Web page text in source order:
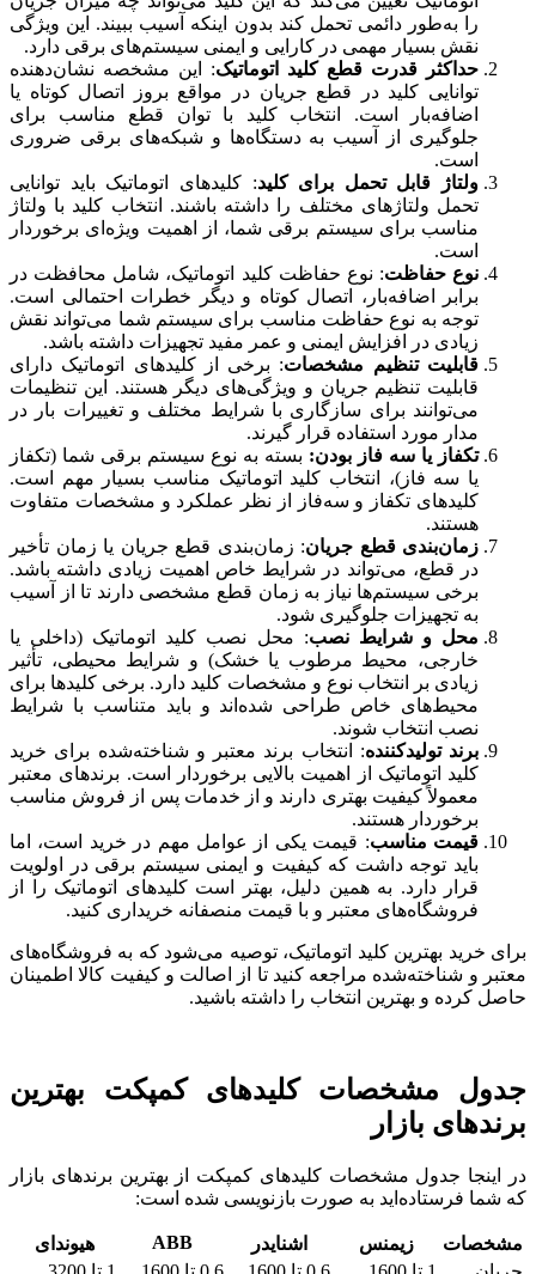
را به‌طور دائمی تحمل کند بدون اینکه آسیب ببیند. این ویژگی
نقش بسیار مهمی در کارایی و ایمنی سیستم‌های برقی دارد.
حداکثر قدرت قطع کلید اتوماتیک: این مشخصه نشان‌دهنده
توانایی کلید در قطع جریان در مواقع بروز اتصال کوتاه یا
اضافه‌بار است. انتخاب کلید با توان قطع مناسب برای
جلوگیری از آسیب به دستگاه‌ها و شبکه‌های برقی ضروری
است.
ولتاژ قابل تحمل برای کلید: کلیدهای اتوماتیک باید توانایی
تحمل ولتاژهای مختلف را داشته باشند. انتخاب کلید با ولتاژ
مناسب برای سیستم برقی شما، از اهمیت ویژه‌ای برخوردار
است.
نوع حفاظت: نوع حفاظت کلید اتوماتیک، شامل محافظت در
برابر اضافه‌بار، اتصال کوتاه و دیگر خطرات احتمالی است.
توجه به نوع حفاظت مناسب برای سیستم شما می‌تواند نقش
زیادی در افزایش ایمنی و عمر مفید تجهیزات داشته باشد.
قابلیت تنظیم مشخصات: برخی از کلیدهای اتوماتیک دارای
قابلیت تنظیم جریان و ویژگی‌های دیگر هستند. این تنظیمات
می‌توانند برای سازگاری با شرایط مختلف و تغییرات بار در
مدار مورد استفاده قرار گیرند.
تکفاز یا سه فاز بودن: بسته به نوع سیستم برقی شما (تکفاز
یا سه فاز)، انتخاب کلید اتوماتیک مناسب بسیار مهم است.
کلیدهای تکفاز و سه‌فاز از نظر عملکرد و مشخصات متفاوت
هستند.
زمان‌بندی قطع جریان: زمان‌بندی قطع جریان یا زمان تأخیر
در قطع، می‌تواند در شرایط خاص اهمیت زیادی داشته باشد.
برخی سیستم‌ها نیاز به زمان قطع مشخصی دارند تا از آسیب
به تجهیزات جلوگیری شود.
محل و شرایط نصب: محل نصب کلید اتوماتیک (داخلی یا
خارجی، محیط مرطوب یا خشک) و شرایط محیطی، تأثیر
زیادی بر انتخاب نوع و مشخصات کلید دارد. برخی کلیدها برای
محیط‌های خاص طراحی شده‌اند و باید متناسب با شرایط
نصب انتخاب شوند.
برند تولیدکننده: انتخاب برند معتبر و شناخته‌شده برای خرید
کلید اتوماتیک از اهمیت بالایی برخوردار است. برندهای معتبر
معمولاً کیفیت بهتری دارند و از خدمات پس از فروش مناسب
برخوردار هستند.
قیمت مناسب: قیمت یکی از عوامل مهم در خرید است، اما
باید توجه داشت که کیفیت و ایمنی سیستم برقی در اولویت
قرار دارد. به همین دلیل، بهتر است کلیدهای اتوماتیک را از
فروشگاه‌های معتبر و با قیمت منصفانه خریداری کنید.
برای خرید بهترین کلید اتوماتیک، توصیه می‌شود که به فروشگاه‌های
معتبر و شناخته‌شده مراجعه کنید تا از اصالت و کیفیت کالا اطمینان
حاصل کرده و بهترین انتخاب را داشته باشید.
جدول مشخصات کلیدهای کمپکت بهترین
برندهای بازار
در اینجا جدول مشخصات کلیدهای کمپکت از بهترین برندهای بازار
که شما فرستاده‌اید به صورت بازنویسی شده است:
مشخصات زیمنس اشنایدر ABB
هیوندای